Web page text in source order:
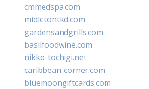
cmmedspa.com
midletontkd.com
gardensandgrills.com
basilfoodwine.com
nikko-tochigi.net
caribbean-corner.com
bluemoongiftcards.com